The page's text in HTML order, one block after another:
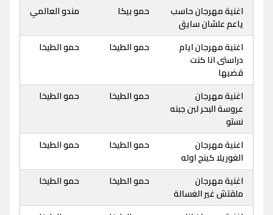
اغنية مهرجان حاسب
ياعم علشان سايق
حمو بيكا مندو العالمي
اغنية مهرجان ايام
دراستى انا كنت
قضيها
حمو الطيخا حمو الطيخا
اغنية مهرجان
عروسة البحر لبن جبنه
نستو
حمو الطيخا حمو الطيخا
اغنية مهرجان
الغوريلا كينج اوله
حمو الطيخا حمو الطيخا
اغنية مهرجان
ملقتش غير الغسالة
حمو الطيخا حمو الطيخا